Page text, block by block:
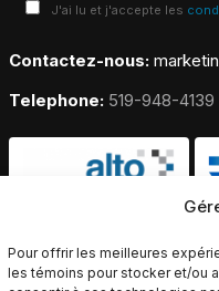
Pour offrir les meilleures
les témoins pour stocker et/ou
J'ai lu et j'accepte les
Contactez-nous:
Telephone: 519-948-4139